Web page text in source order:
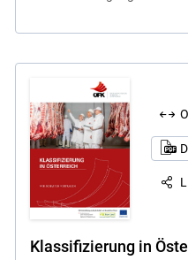
Klassifizierung in